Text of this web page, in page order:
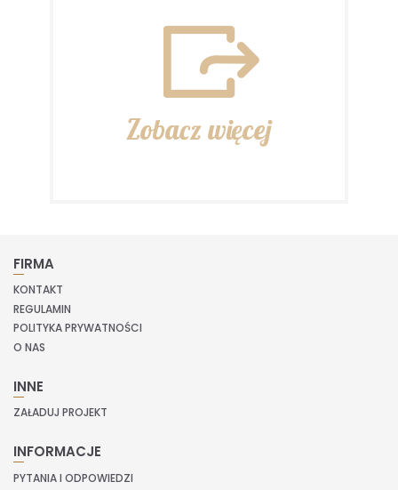
Zobacz więcej
FIRMA
KONTAKT
REGULAMIN
POLITYKA PRYWATNOŚCI
O NAS
INNE
ZAŁADUJ PROJEKT
INFORMACJE
PYTANIA I ODPOWIEDZI